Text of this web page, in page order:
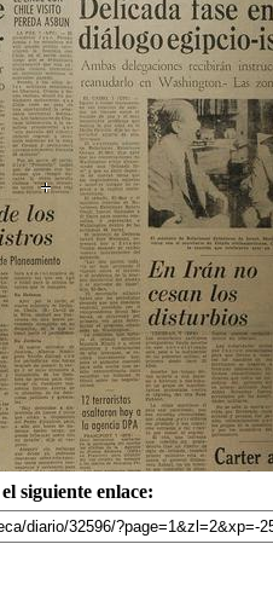
siguiente enlace: